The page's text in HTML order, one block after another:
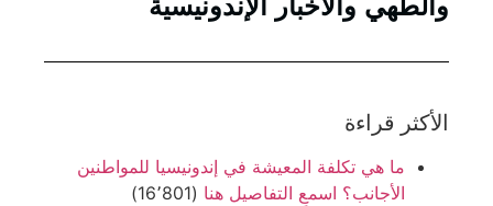
الأكثر قراءة
ما هي تكلفة المعيشة في إندونيسيا للمواطنين
الأجانب؟ اسمعِ التفاصيل هنا (16٬801)